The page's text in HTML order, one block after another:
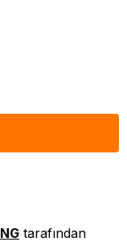
tarafından